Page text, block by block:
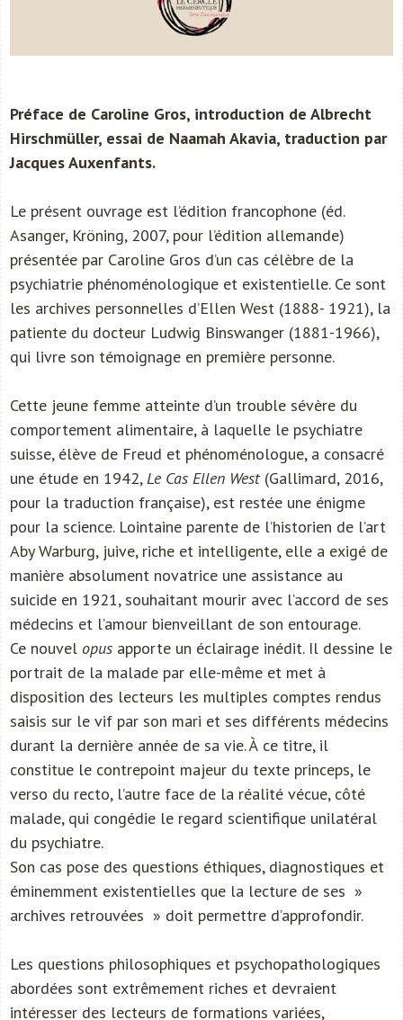
Préface de Caroline Gros, introduction de Albrecht
Hirschmüller, essai de Naamah Akavia, traduction par
Jacques Auxenfants.
Le présent ouvrage est l’édition francophone (éd.
Asanger, Kröning, 2007, pour l’édition allemande)
présentée par Caroline Gros d’un cas célèbre de la
psychiatrie phénoménologique et existentielle. Ce sont
les archives personnelles d’Ellen West (1888- 1921), la
patiente du docteur Ludwig Binswanger (1881-1966),
qui livre son témoignage en première personne.
Cette jeune femme atteinte d’un trouble sévère du
comportement alimentaire, à laquelle le psychiatre
suisse, élève de Freud et phénoménologue, a consacré
une étude en 1942, Le Cas Ellen West(Gallimard, 2016,
pour la traduction française), est restée une énigme
pour la science. Lointaine parente de l’historien de l’art
Aby Warburg, juive, riche et intelligente, elle a exigé de
manière absolument novatrice une assistance au
suicide en 1921, souhaitant mourir avec l’accord de ses
médecins et l’amour bienveillant de son entourage.
Ce nouvel opus apporte un éclairage inédit. Il dessine le
portrait de la malade par elle-même et met à
disposition des lecteurs les multiples comptes rendus
saisis sur le vif par son mari et ses différents médecins
durant la dernière année de sa vie. À ce titre, il
constitue le contrepoint majeur du texte princeps, le
verso du recto, l’autre face de la réalité vécue, côté
malade, qui congédie le regard scientifique unilatéral
du psychiatre.
Son cas pose des questions éthiques, diagnostiques et
éminemment existentielles que la lecture de ses »
archives retrouvées » doit permettre d’approfondir.
Les questions philosophiques et psychopathologiques
abordées sont extrêmement riches et devraient
intéresser des lecteurs de formations variées,